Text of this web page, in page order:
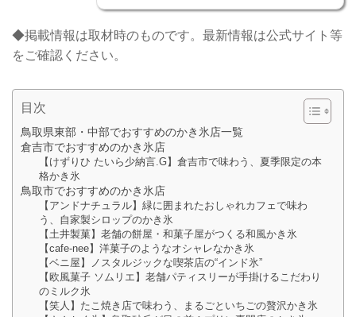
◆掲載情報は取材時のものです。最新情報は公式サイト等
をご確認ください。
目次
鳥取県東部・中部でおすすめのかき氷店一覧
倉吉市でおすすめのかき氷店
【けずりひ たいら少納言.G】倉吉市で味わう、夏季限定の本
格かき氷
鳥取市でおすすめのかき氷店
【アンドナチュラル】緑に囲まれたおしゃれカフェで味わ
う、自家製シロップのかき氷
【土井製菓】老舗の餅屋・和菓子屋がつくる和風かき氷
【cafe-nee】洋菓子のようなオシャレなかき氷
【ベニ屋】ノスタルジックな喫茶店の“インド氷”
【欧風菓子 ソムリエ】老舗パティスリーが手掛けるこだわり
のミルク氷
【笑人】たこ焼き店で味わう、まるごといちごの贅沢かき氷